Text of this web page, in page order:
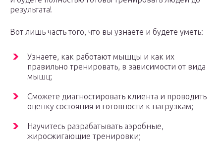
результата!
Вот лишь часть того, что вы узнаете и будете уметь:
Узнаете, как работают мышцы и как их
правильно тренировать, в зависимости от вида
мышц;
Сможете диагностировать клиента и проводить
оценку состояния и готовности к нагрузкам;
Научитесь разрабатывать аэробные,
жиросжигающие тренировки;